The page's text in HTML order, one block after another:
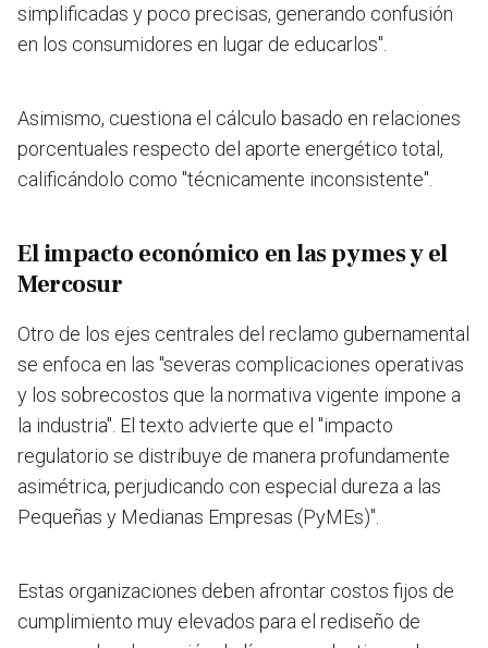
simplificadas y poco precisas, generando confusión
en los consumidores en lugar de educarlos".
Asimismo, cuestiona el cálculo basado en relaciones
porcentuales respecto del aporte energético total,
calificándolo como "técnicamente inconsistente".
El impacto económico en las pymes y el
Mercosur
Otro de los ejes centrales del reclamo gubernamental
se enfoca en las "severas complicaciones operativas
y los sobrecostos que la normativa vigente impone a
la industria". El texto advierte que el "impacto
regulatorio se distribuye de manera profundamente
asimétrica, perjudicando con especial dureza a las
Pequeñas y Medianas Empresas (PyMEs)".
Estas organizaciones deben afrontar costos fijos de
cumplimiento muy elevados para el rediseño de